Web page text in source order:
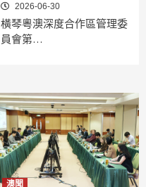
2026-06-30
橫琴粵澳深度合作區管理委
員會第…
澳聞